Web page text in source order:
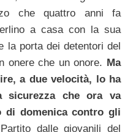
che quattro anni fa
a casa con la sua
la porta dei detentori del
onere che un onore. Ma
a due velocità, lo ha
sicurezza che ora va
di domenica contro gli
dalle giovanili del